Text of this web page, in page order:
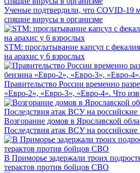
Ученые подтвердили, что COVID-19
спящие вирусы в организме
STM: проглатывание капсул с
на арахис у 6 взрослых
Правительство России временно
«Евро-2», «Евро-3», «Евро-4». Что
Возгорание домов в Ярославской
Последствия атак ВСУ на
В Приморье задержали троих
терактов против бойцов СВО